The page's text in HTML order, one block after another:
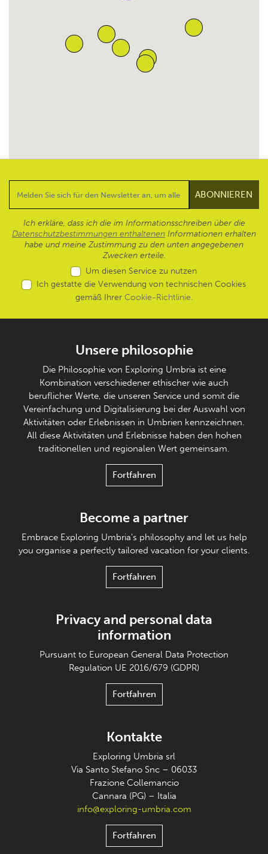
Ich erkläre, dass ich die im Informationsschreiben über die
Datenschutzbestimmungen enthaltenen Informationen erhalten
habe und meine Zustimmung zu den unten angegebenen
Zwecken erteile.
Um diesen Service zu nutzen
Ich gestatte die Verwendung von technischen Cookies
gemäß Ihrer Cookie-Richtlinie.
Unsere philosophie
Die Philosophie von Exploring Umbria ist eine
Kombination verschiedener ethischer wie auch
beruflicher Werte, die unseren Service und somit die
Vereinfachung und Digitalisierung bei der Auswahl von
Aktivitäten oder Erlebnissen in Umbrien kennzeichnen.
All diese Aktivitäten und Erlebnisse haben den hohen
traditionellen und regionalen Wert gemeinsam.
Fortfahren
Become a partner
Embrace Exploring Umbria's philosophy and let us help
you organise a perfectly tailored vacation for your clients.
Fortfahren
Privacy and personal data
information
Pursuant to European General Data Protection
Regulation UE 2016/679 (GDPR)
Fortfahren
Kontakte
Exploring Umbria srl
Via Santo Stefano Snc – 06033
Frazione Collemancio
Cannara (PG) – Italia
info@exploring-umbria.com
Fortfahren